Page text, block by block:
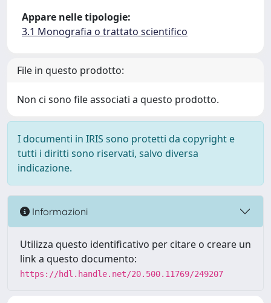
Appare nelle tipologie:
3.1 Monografia o trattato scientifico
File in questo prodotto:
Non ci sono file associati a questo prodotto.
I documenti in IRIS sono protetti da copyright e
tutti i diritti sono riservati, salvo diversa
indicazione.
Informazioni
Utilizza questo identificativo per citare o creare un
link a questo documento:
https://hdl.handle.net/20.500.11769/249207